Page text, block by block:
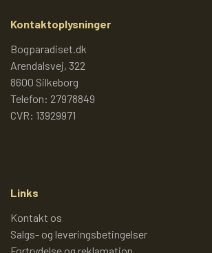
PIXIBOG MALE- OG
Kontaktoplysninger
Bogparadiset.dk
Arendalsvej, 322
8600 Silkeborg
Telefon: 27978849
CVR: 13929971
Links
Kontakt os
Salgs- og leveringsbetingelser
Fortrydelse og reklamation